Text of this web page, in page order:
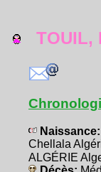
TOUIL,
Naissance:
Chellala
ALGÉRIE